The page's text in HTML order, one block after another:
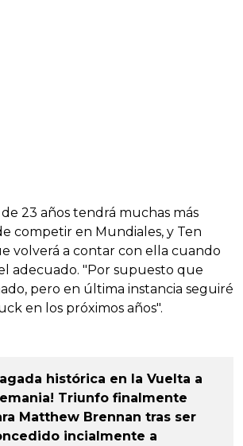
23 años tendrá muchas más
competir en Mundiales, y Ten
volverá a contar con ella cuando
adecuado. "Por supuesto que
pero en última instancia seguiré
en los próximos años".
histórica en la Vuelta a
Triunfo finalmente
Matthew Brennan tras ser
incialmente a